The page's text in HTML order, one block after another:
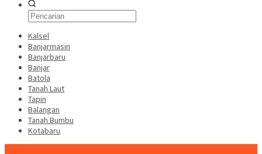
Kalsel
Banjarmasin
Banjarbaru
Banjar
Batola
Tanah Laut
Tapin
Balangan
Tanah Bumbu
Kotabaru